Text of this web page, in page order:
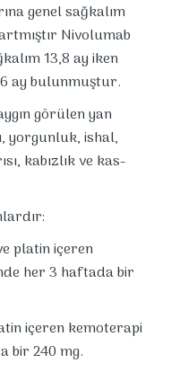
genel sağkalım
Nivolumab
13,8 ay iken
ay bulunmuştur.
görülen yan
yorgunluk, ishal,
kabızlık ve kas-
platin içeren
her 3 haftada bir
içeren kemoterapi
bir 240 mg.